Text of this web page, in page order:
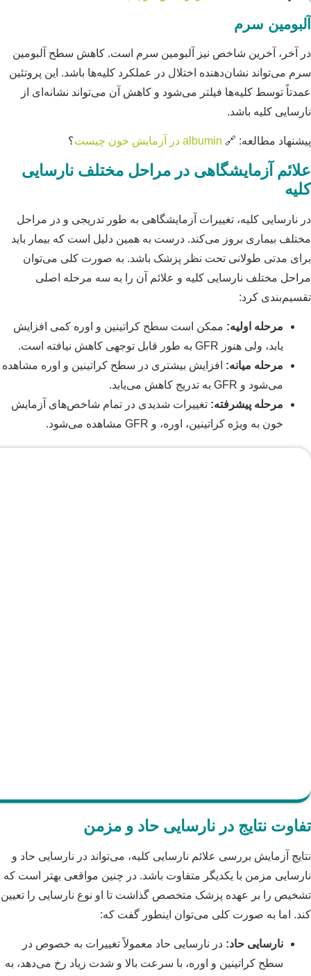
آلبومین سرم
در آخر، آخرین شاخص نیز آلبومین سرم است. کاهش سطح آلبومین
سرم می‌تواند نشان‌دهنده اختلال در عملکرد کلیه‌ها باشد. این پروتئین
عمدتاً توسط کلیه‌ها فیلتر می‌شود و کاهش آن می‌تواند نشانه‌ای از
نارسایی کلیه باشد.
پیشنهاد مطالعه: 🔗 albumin در آزمایش خون چیست ؟
علائم آزمایشگاهی در مراحل مختلف نارسایی
کلیه
در نارسایی کلیه، تغییرات آزمایشگاهی به طور تدریجی و در مراحل
مختلف بیماری بروز می‌کند. درست به همین دلیل است که بیمار باید
برای مدتی طولانی تحت نظر پزشک باشد. به صورت کلی می‌توان
مراحل مختلف نارسایی کلیه و علائم آن را به سه مرحله اصلی
تقسیم‌بندی کرد:
مرحله اولیه: ممکن است سطح کراتینین و اوره کمی افزایش
یابد، ولی هنوز GFR به طور قابل توجهی کاهش نیافته است.
مرحله میانه: افزایش بیشتری در سطح کراتینین و اوره مشاهده
می‌شود و GFR به تدریج کاهش می‌یابد.
مرحله پیشرفته: تغییرات شدیدی در تمام شاخص‌های آزمایش
خون به ویژه کراتینین، اوره، و GFR مشاهده می‌شود.
تفاوت نتایج در نارسایی حاد و مزمن
نتایج آزمایش بررسی علائم نارسایی کلیه، می‌تواند در نارسایی حاد و
نارسایی مزمن با یکدیگر متفاوت باشد. در چنین مواقعی بهتر است که
تشخیص را بر عهده پزشک متخصص گذاشت تا او نوع نارسایی را تعیین
کند. اما به صورت کلی می‌توان اینطور گفت که:
نارسایی حاد: در نارسایی حاد معمولاً تغییرات به خصوص در
سطح کراتینین و اوره، با سرعت بالا و شدت زیاد رخ می‌دهد، به